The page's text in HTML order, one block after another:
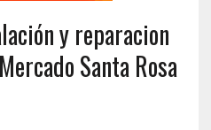
y reparacion
Santa Rosa